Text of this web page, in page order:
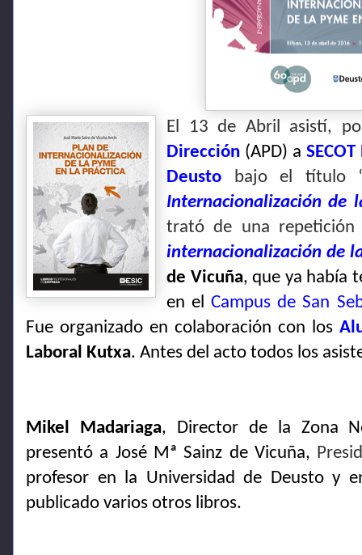
El 13 de Abril asistí,
Dirección (APD) a
Deusto
bajo el título
Internacionalización de
trató de una
internacionalización de
de Vicuña, que ya había
en elCampus de San
Fue organizado en colaboración con los
Laboral Kutxa. Antes del acto todos los
Mikel Madariaga, Director de la Zona
presentó a José Mª Sainz de Vicuña,
profesor en la Universidad de Deusto y
publicado varios otros libros.